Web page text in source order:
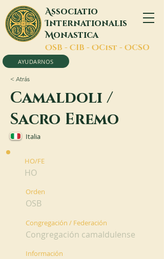
Associatio
Internationalis
Monastica
OSB - CIB - OCist - OCSO
AYUDARNOS
< Atrás
Camaldoli /
Sacro Eremo
Italia
HO/FE
HO
Orden
OSB
Congregación / Federación
Congregación camaldulense
Información